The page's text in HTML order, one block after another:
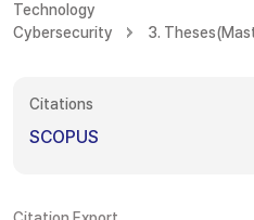
Technology
Cybersecurity
3.
Citations
SCOPUS